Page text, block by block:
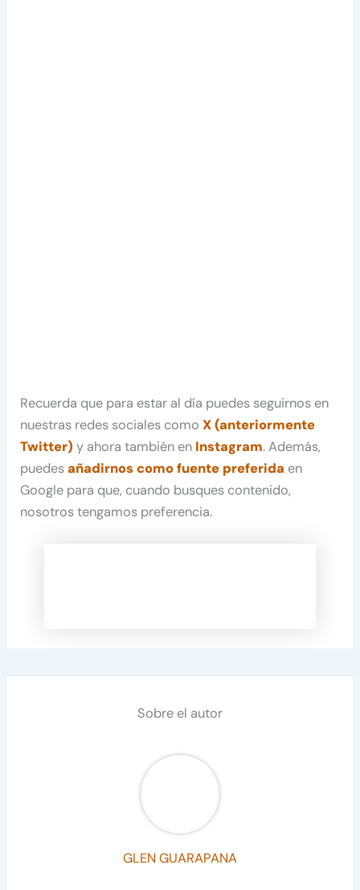
Recuerda que para estar al día puedes seguirnos en
nuestras redes sociales comoX (anteriormente
Twitter) y ahora también en Instagram. Además,
puedesañadirnos como fuente preferida en
Google para que, cuando busques contenido,
nosotros tengamos preferencia.
Sobre el autor
GLEN GUARAPANA